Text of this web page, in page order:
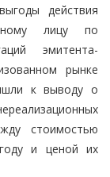
действия
лицу по
эмитента-
рынке
к выводу о
стоимостью
и ценой их